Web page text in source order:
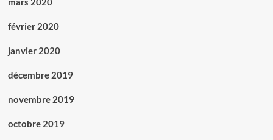
février 2020
janvier 2020
décembre 2019
novembre 2019
octobre 2019